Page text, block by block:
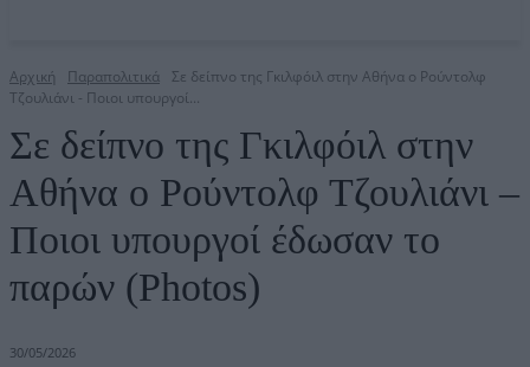
Αρχική Παραπολιτικά
Σε δείπνο της Γκιλφόιλ στην Αθήνα ο Ρούντολφ
Τζουλιάνι - Ποιοι υπουργοί...
Σε δείπνο της Γκιλφόιλ στην
Αθήνα ο Ρούντολφ Τζουλιάνι –
Ποιοι υπουργοί έδωσαν το
παρών (Photos)
30/05/2026